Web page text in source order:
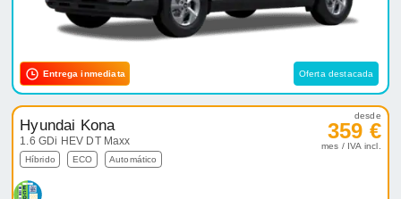
Entrega inmediata Oferta destacada
Hyundai Kona
1.6 GDi HEV DT Maxx
Híbrido ECO Automático
desde
359 €
mes / IVA incl.